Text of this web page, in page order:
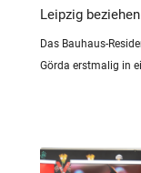
Leipzig
Das Bauhaus-
Görda erstmalig in